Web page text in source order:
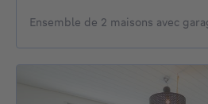
Ensemble de 2 maisons avec